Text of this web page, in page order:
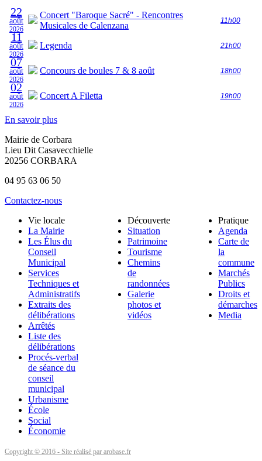
22
août
2026
Concert "Baroque Sacré" - Rencontres
Musicales de Calenzana
11h00
11
août
2026
Legenda 21h00
07
août
2026
Concours de boules 7 & 8 août 18h00
02
août
2026
Concert A Filetta 19h00
En savoir plus
Mairie de Corbara
Lieu Dit Casavecchielle
20256 CORBARA
04 95 63 06 50
Contactez-nous
Vie locale
La Mairie
Les Élus du
Conseil
Municipal
Services
Techniques et
Administratifs
Extraits des
délibérations
Arrêtés
Liste des
délibérations
Procés-verbal
de séance du
conseil
municipal
Urbanisme
École
Social
Économie
Découverte
Situation
Patrimoine
Tourisme
Chemins
de
randonnées
Galerie
photos et
vidéos
Pratique
Agenda
Carte de
la
commune
Marchés
Publics
Droits et
démarches
Media
Copyright © 2016 - Site réalisé par arobase.fr